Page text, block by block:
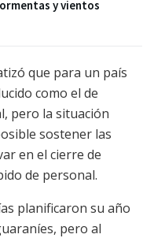
y vientos
que para un país
como el de
pero la situación
sostener las
en el cierre de
de personal.
planificaron su año
pero al